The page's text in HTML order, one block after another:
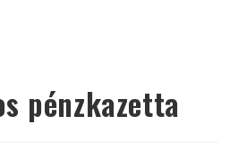
pénzkazetta